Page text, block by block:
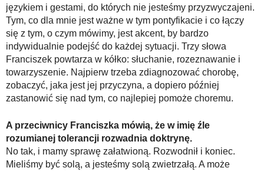
językiem i gestami, do których nie jesteśmy przyzwyczajeni.
Tym, co dla mnie jest ważne w tym pontyfikacie i co łączy
się z tym, o czym mówimy, jest akcent, by bardzo
indywidualnie podejść do każdej sytuacji. Trzy słowa
Franciszek powtarza w kółko: słuchanie, rozeznawanie i
towarzyszenie. Najpierw trzeba zdiagnozować chorobę,
zobaczyć, jaka jest jej przyczyna, a dopiero później
zastanowić się nad tym, co najlepiej pomoże choremu.
A przeciwnicy Franciszka mówią, że w imię źle
rozumianej tolerancji rozwadnia doktrynę.
No tak, i mamy sprawę załatwioną. Rozwodnił i koniec.
Mieliśmy być solą, a jesteśmy solą zwietrzałą. A może